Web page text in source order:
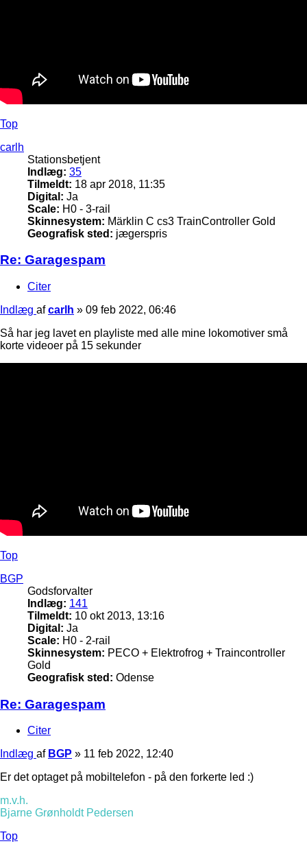
Top
carlh
Stationsbetjent
Indlæg: 35
Tilmeldt: 18 apr 2018, 11:35
Digital: Ja
Scale: H0 - 3-rail
Skinnesystem: Märklin C cs3 TrainController Gold
Geografisk sted: jægerspris
Re: Garagespam
Citer
Indlæg afcarlh » 09 feb 2022, 06:46
Så har jeg lavet en playliste med alle mine lokomotiver små
korte videoer på 15 sekunder
Top
BGP
Godsforvalter
Indlæg: 141
Tilmeldt: 10 okt 2013, 13:16
Digital: Ja
Scale: H0 - 2-rail
Skinnesystem: PECO + Elektrofrog + Traincontroller
Gold
Geografisk sted: Odense
Re: Garagespam
Citer
Indlæg af BGP » 11 feb 2022, 12:40
Er det optaget på mobiltelefon - på den forkerte led :)
m.v.h.
Bjarne Grønholdt Pedersen
Top